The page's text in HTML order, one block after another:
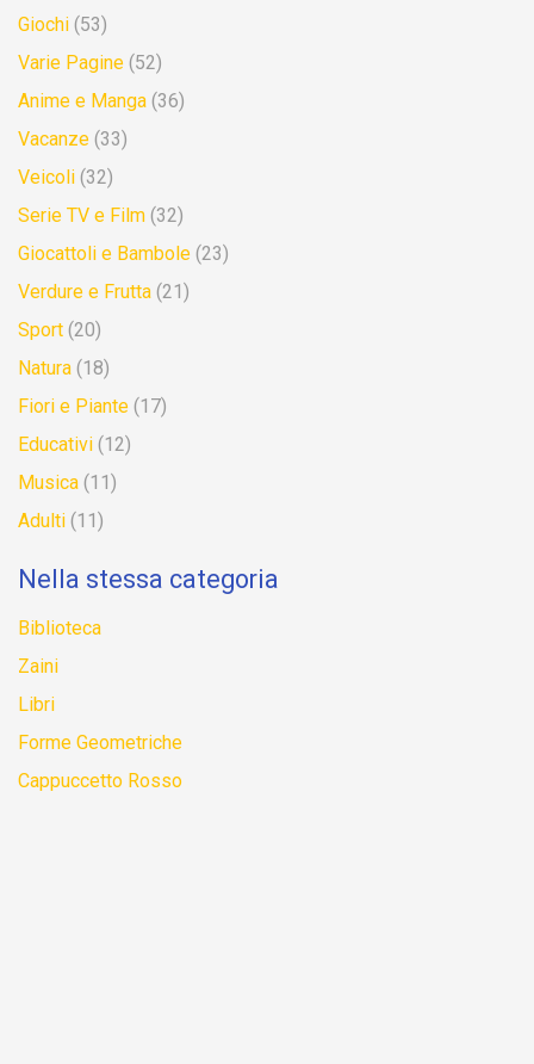
Giochi (53)
Varie Pagine (52)
Anime e Manga (36)
Vacanze (33)
Veicoli (32)
Serie TV e Film (32)
Giocattoli e Bambole (23)
Verdure e Frutta (21)
Sport (20)
Natura (18)
Fiori e Piante (17)
Educativi (12)
Musica (11)
Adulti (11)
Nella stessa categoria
Biblioteca
Zaini
Libri
Forme Geometriche
Cappuccetto Rosso